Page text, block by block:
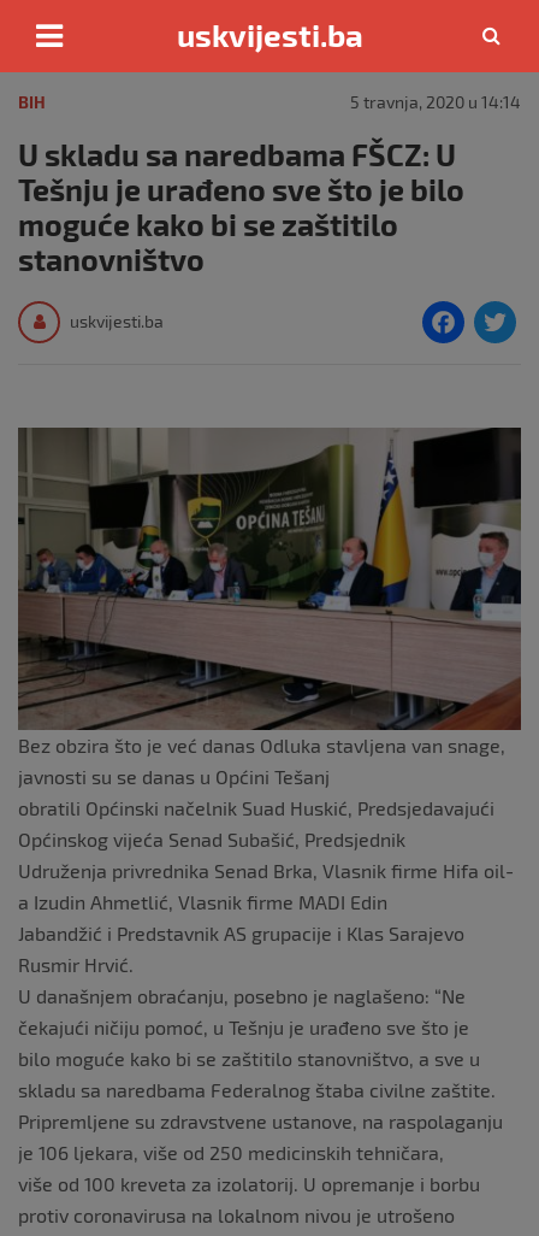
content
uskvijesti.ba
BIH 5 travnja, 2020 u 14:14
U skladu sa naredbama FŠCZ: U
Tešnju je urađeno sve što je bilo
moguće kako bi se zaštitilo
stanovništvo
uskvijesti.ba
F
e
o
o
k
Bez obzira što je već danas Odluka stavljena van snage,
javnosti su se danas u Općini Tešanj
obratili Općinski načelnik Suad Huskić, Predsjedavajući
Općinskog vijeća Senad Subašić, Predsjednik
Udruženja privrednika Senad Brka, Vlasnik firme Hifa oil-
a Izudin Ahmetlić, Vlasnik firme MADI Edin
Jabandžić i Predstavnik AS grupacije i Klas Sarajevo
Rusmir Hrvić.
U današnjem obraćanju, posebno je naglašeno: “Ne
čekajući ničiju pomoć, u Tešnju je urađeno sve što je
bilo moguće kako bi se zaštitilo stanovništvo, a sve u
skladu sa naredbama Federalnog štaba civilne zaštite.
Pripremljene su zdravstvene ustanove, na raspolaganju
je 106 ljekara, više od 250 medicinskih tehničara,
više od 100 kreveta za izolatorij. U opremanje i borbu
protiv coronavirusa na lokalnom nivou je utrošeno